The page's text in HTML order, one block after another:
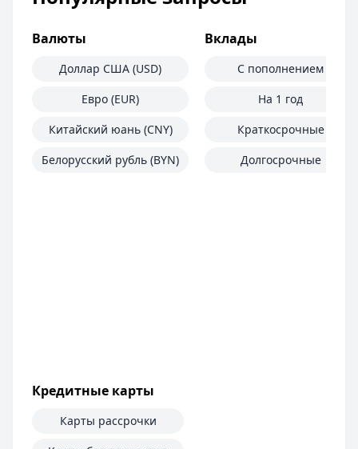
Валюты
Доллар США (USD)
Евро (EUR)
Китайский юань (CNY)
Белорусский рубль (BYN)
Вклады
С пополнением
На 1 год
Краткосрочные
Долгосрочные
Кредитные карты
Карты рассрочки